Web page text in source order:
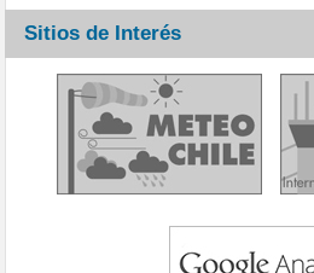
Sitios de Interés